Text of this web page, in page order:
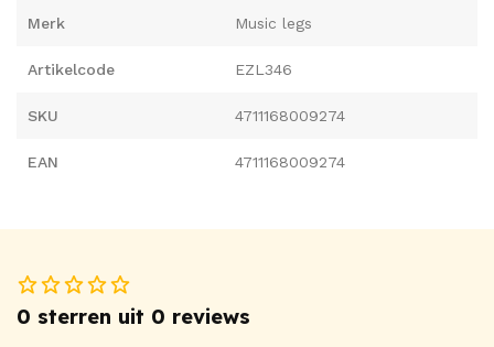
Merk Music legs
Artikelcode EZL346
SKU 4711168009274
EAN 4711168009274
0 sterren uit 0 reviews